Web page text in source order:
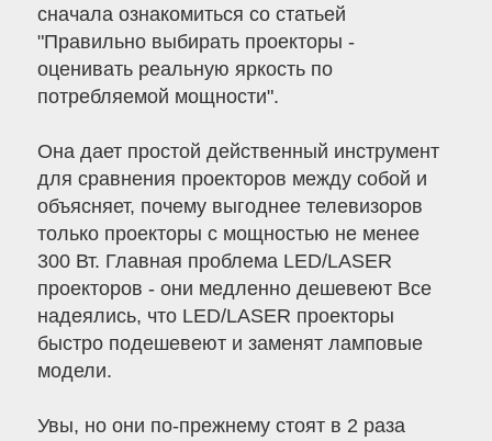
сначала ознакомиться со статьей
"Правильно выбирать проекторы -
оценивать реальную яркость по
потребляемой мощности".
Она дает простой действенный инструмент
для сравнения проекторов между собой и
объясняет, почему выгоднее телевизоров
только проекторы с мощностью не менее
300 Вт. Главная проблема LED/LASER
проекторов - они медленно дешевеют Все
надеялись, что LED/LASER проекторы
быстро подешевеют и заменят ламповые
модели.
Увы, но они по-прежнему стоят в 2 раза